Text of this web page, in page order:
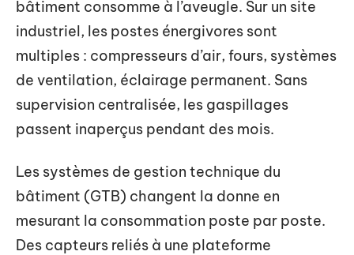
bâtiment consomme à l’aveugle. Sur un site
industriel, les postes énergivores sont
multiples : compresseurs d’air, fours, systèmes
de ventilation, éclairage permanent. Sans
supervision centralisée, les gaspillages
passent inaperçus pendant des mois.
Les systèmes de gestion technique du
bâtiment (GTB) changent la donne en
mesurant la consommation poste par poste.
Des capteurs reliés à une plateforme